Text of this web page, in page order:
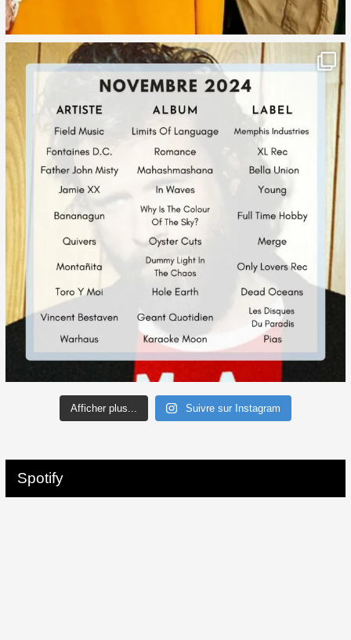
Afficher plus... Suivre sur Instagram
Spotify